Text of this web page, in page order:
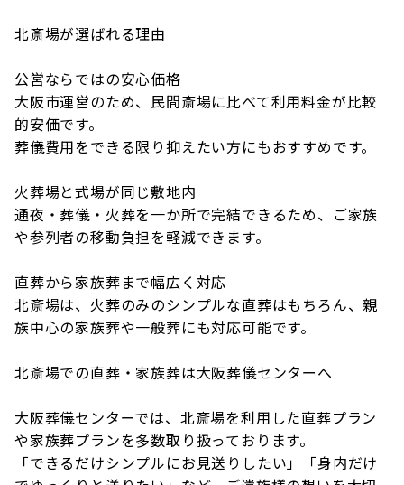
北斎場が選ばれる理由
公営ならではの安心価格
大阪市運営のため、民間斎場に比べて利用料金が比較
的安価です。
葬儀費用をできる限り抑えたい方にもおすすめです。
火葬場と式場が同じ敷地内
通夜・葬儀・火葬を一か所で完結できるため、ご家族
や参列者の移動負担を軽減できます。
直葬から家族葬まで幅広く対応
北斎場は、火葬のみのシンプルな直葬はもちろん、親
族中心の家族葬や一般葬にも対応可能です。
北斎場での直葬・家族葬は大阪葬儀センターへ
大阪葬儀センターでは、北斎場を利用した直葬プラン
や家族葬プランを多数取り扱っております。
「できるだけシンプルにお見送りしたい」「身内だけ